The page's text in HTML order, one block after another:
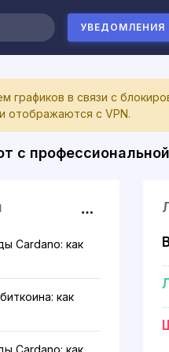
УВЕДОМЛЕНИЯ
графиков в связи с
отображаются с VPN.
с
Cardano: как
как
Cardano: как